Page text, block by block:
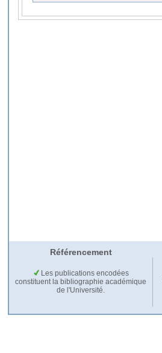
Référencement
Les publications encodées
constituent la bibliographie académique
de l'Université.